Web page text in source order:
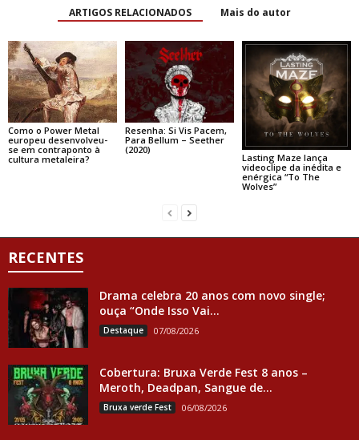
ARTIGOS RELACIONADOS Mais do autor
Como o Power Metal
europeu desenvolveu-
se em contraponto à
cultura metaleira?
Resenha: Si Vis Pacem,
Para Bellum – Seether
(2020)
Lasting Maze lança
videoclipe da inédita e
enérgica “To The
Wolves”
RECENTES
Drama celebra 20 anos com novo single;
ouça “Onde Isso Vai...
Destaque 07/08/2026
Cobertura: Bruxa Verde Fest 8 anos –
Meroth, Deadpan, Sangue de...
Bruxa verde Fest 06/08/2026